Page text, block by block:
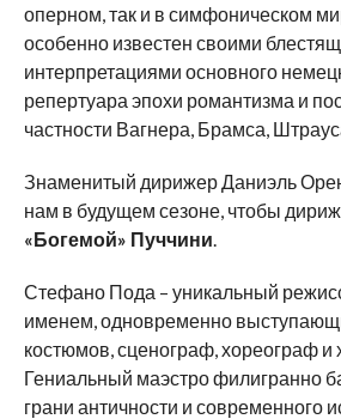
оперном, так и в симфоническом
особенно известен своими
интерпретациями основного
репертуара эпохи романтизма и
частности Вагнера, Брамса,
Знаменитый дирижер Даниэль
нам в будущем сезоне, чтобы
«Богемой» Пуччини
Стефано Пода – уникальный
именем, одновременно
костюмов, сценограф, хореограф и
Гениальный маэстро филигранно
грани античности и современного